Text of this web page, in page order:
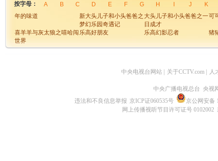
按字母： A B C D E F G H J
K
年的味道
新大头儿子和小头爸爸之
梦幻乐园奇遇记
大头儿子和小头爸爸之一
日成才
可
喜羊羊与灰太狼之嘻哈闯
世界
乐高好朋友 乐高幻影忍者 猪
故事奶奶 机甲兽神之爆裂飞车 踢踢和奇奇之魔力课堂2 兽
中央电视台网站 关于CCTV.com 人
中央广播电视总台 央视
违法和不良信息举报 京ICP证060535号
京公网安备
网上传播视听节目许可证号 0102002